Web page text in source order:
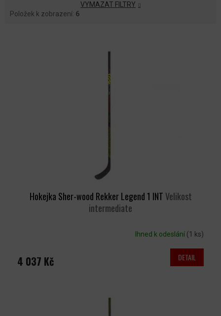
VYMAZAT FILTRY
Položek k zobrazení: 6
Hokejka Sher-wood Rekker Legend 1 INT Velikost
intermediate
Ihned k odeslání (1 ks)
4 037 Kč DETAIL